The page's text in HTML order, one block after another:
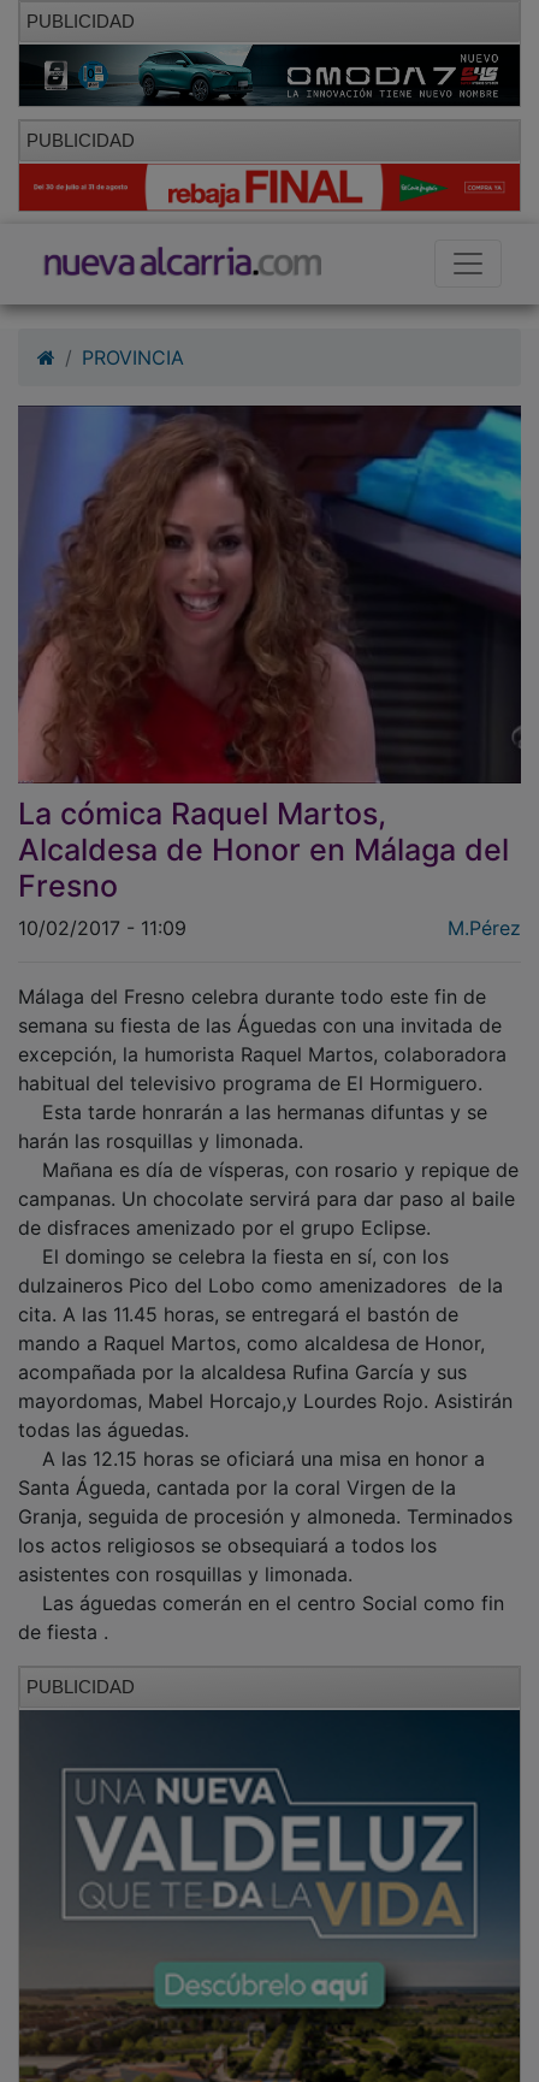
PUBLICIDAD
PUBLICIDAD
La cómica Raquel Martos,
Alcaldesa de Honor en Málaga del
Fresno
semana su fiesta de las Águedas con una invitada de
excepción, la humorista Raquel Martos, colaboradora
habitual del televisivo programa de El Hormiguero.
Esta tarde honrarán a las hermanas difuntas y se
harán las rosquillas y limonada.
Mañana es día de vísperas, con rosario y repique de
campanas. Un chocolate servirá para dar paso al baile
de disfraces amenizado por el grupo Eclipse.
El domingo se celebra la fiesta en sí, con los
dulzaineros Pico del Lobo como amenizadores de la
cita. A las 11.45 horas, se entregará el bastón de
mando a Raquel Martos, como alcaldesa de Honor,
acompañada por la alcaldesa Rufina García y sus
mayordomas, Mabel Horcajo,y Lourdes Rojo. Asistirán
todas las águedas.
A las 12.15 horas se oficiará una misa en honor a
Santa Águeda, cantada por la coral Virgen de la
Granja, seguida de procesión y almoneda. Terminados
los actos religiosos se obsequiará a todos los
asistentes con rosquillas y limonada.
Las águedas comerán en el centro Social como fin
de fiesta .